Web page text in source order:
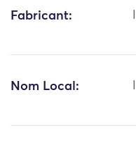
Fabricant:
Nom Local: